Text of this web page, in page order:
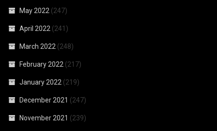
May 2022 (247)
April 2022 (241)
March 2022 (248)
February 2022 (217)
January 2022 (219)
December 2021 (247)
November 2021 (239)